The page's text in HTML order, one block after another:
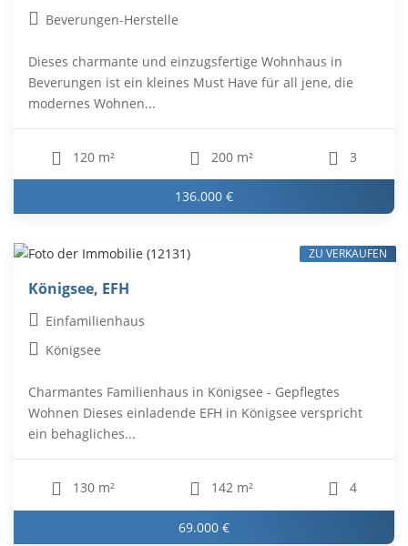
Beverungen-Herstelle
Dieses charmante und einzugsfertige Wohnhaus in
Beverungen ist ein kleines Must Have für all jene, die
modernes Wohnen...
120 m² 200 m² 3
136.000 €
Königsee, EFH
Einfamilienhaus
Königsee
Charmantes Familienhaus in Königsee - Gepflegtes
Wohnen Dieses einladende EFH in Königsee verspricht
ein behagliches...
130 m² 142 m² 4
69.000 €
ZU VERKAUFEN